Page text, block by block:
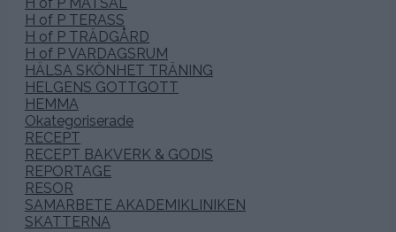
H of P TERASS
H of P TRÄDGÅRD
H of P VARDAGSRUM
HÄLSA SKÖNHET TRÄNING
HELGENS GOTTGOTT
HEMMA
Okategoriserade
RECEPT
RECEPT BAKVERK & GODIS
REPORTAGE
RESOR
SAMARBETE AKADEMIKLINIKEN
SKATTERNA